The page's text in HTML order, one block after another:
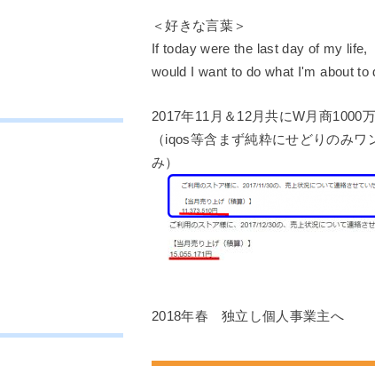
＜好きな言葉＞
If today were the last day of my life,
would I want to do what I'm about to
2017年11月＆12月共にW月商1000
（iqos等含まず純粋にせどりのみワ
み）
2018年春 独立し個人事業主へ